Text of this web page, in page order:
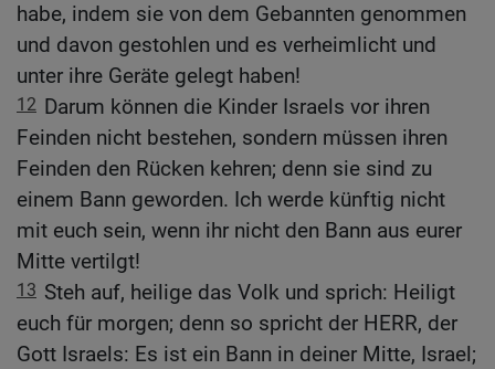
habe, indem sie von dem Gebannten genommen
und davon gestohlen und es verheimlicht und
unter ihre Geräte gelegt haben!
12 Darum können die Kinder Israels vor ihren
Feinden nicht bestehen, sondern müssen ihren
Feinden den Rücken kehren; denn sie sind zu
einem Bann geworden. Ich werde künftig nicht
mit euch sein, wenn ihr nicht den Bann aus eurer
Mitte vertilgt!
13 Steh auf, heilige das Volk und sprich: Heiligt
euch für morgen; denn so spricht der HERR, der
Gott Israels: Es ist ein Bann in deiner Mitte, Israel;